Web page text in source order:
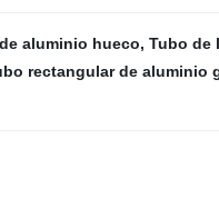
aluminio hueco, Tubo de
rectangular de aluminio